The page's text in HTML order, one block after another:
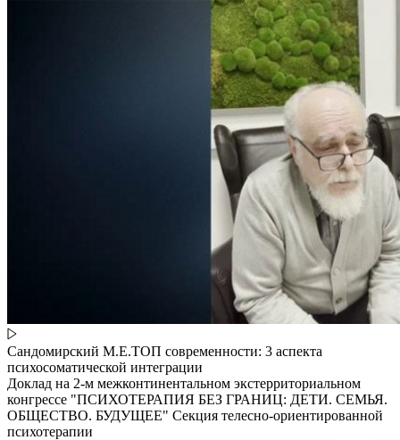
Сандомирский М.Е.ТОП современности: 3 аспекта
психосоматической интеграции
Доклад на 2-м межконтинентальном экстерриториальном
конгрессе "ПСИХОТЕРАПИЯ БЕЗ ГРАНИЦ: ДЕТИ. СЕМЬЯ.
ОБЩЕСТВО. БУДУЩЕЕ" Секция телесно-ориентированной
психотерапии